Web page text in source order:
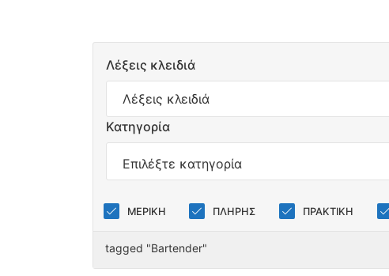
Λέξεις κλειδιά
Κατηγορία
ΜΕΡΙΚΗ ΠΛΗΡΗΣ ΠΡΑΚΤΙΚΗ
tagged "Bartender"